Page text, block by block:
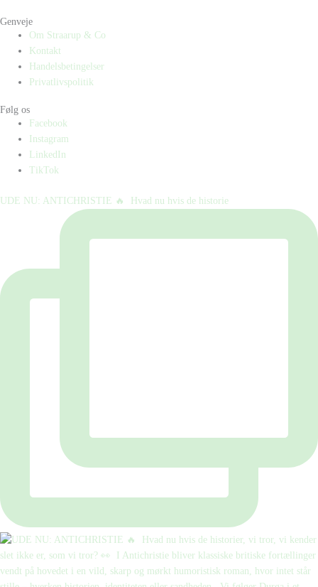
Genveje
Om Straarup & Co
Kontakt
Handelsbetingelser
Privatlivspolitik
Følg os
Facebook
Instagram
LinkedIn
TikTok
UDE NU: ANTICHRISTIE 🔥⁠ ⁠ Hvad nu hvis de historie